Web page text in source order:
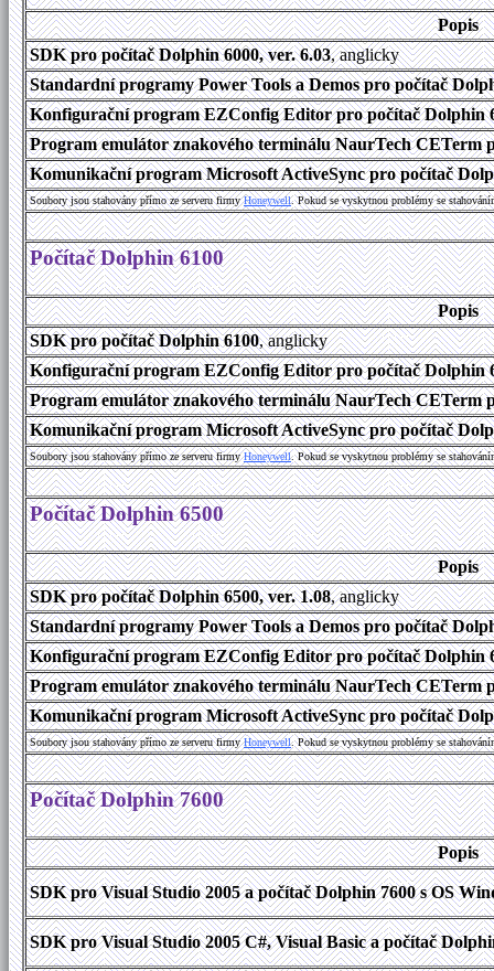
Popis
SDK pro počítač Dolphin 6000, ver. 6.03, anglicky
Standardní programy Power Tools a Demos pro počítač
Konfigurační program EZConfig Editor pro počítač Dolphin
Program emulátor znakového terminálu NaurTech CETerm
Komunikační program Microsoft ActiveSync pro počítač
Soubory jsou stahovány přímo ze serveru firmyHoneywell. Pokud se vyskytnou problémy se
Počítač Dolphin 6100
Popis
SDK pro počítač Dolphin 6100, anglicky
Konfigurační program EZConfig Editor pro počítač Dolphin
Program emulátor znakového terminálu NaurTech CETerm
Komunikační program Microsoft ActiveSync pro počítač
Soubory jsou stahovány přímo ze serveru firmyHoneywell. Pokud se vyskytnou problémy se
Počítač Dolphin 6500
Popis
SDK pro počítač Dolphin 6500, ver. 1.08, anglicky
Standardní programy Power Tools a Demos pro počítač
Konfigurační program EZConfig Editor pro počítač Dolphin
Program emulátor znakového terminálu NaurTech CETerm
Komunikační program Microsoft ActiveSync pro počítač
Soubory jsou stahovány přímo ze serveru firmyHoneywell. Pokud se vyskytnou problémy se
Počítač Dolphin 7600
Popis
SDK pro Visual Studio 2005 a počítač Dolphin 7600 s OS
SDK pro Visual Studio 2005 C#, Visual Basic a počítač